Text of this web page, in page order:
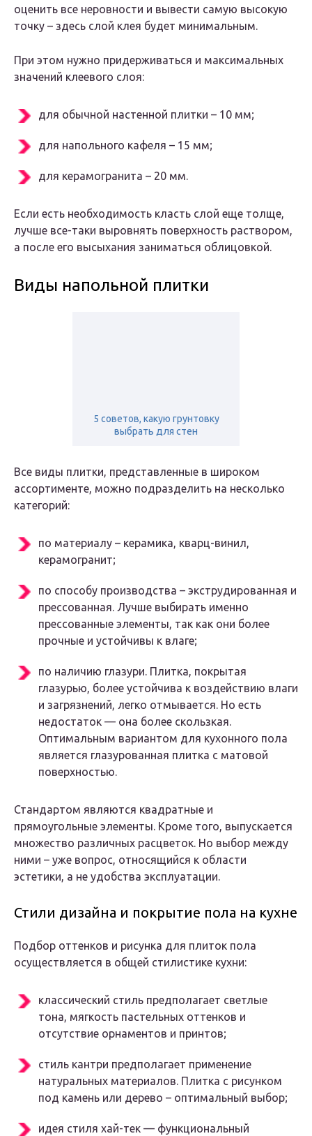
оценить все неровности и вывести самую высокую
точку – здесь слой клея будет минимальным.
При этом нужно придерживаться и максимальных
значений клеевого слоя:
для обычной настенной плитки – 10 мм;
для напольного кафеля – 15 мм;
для керамогранита – 20 мм.
Если есть необходимость класть слой еще толще,
лучше все-таки выровнять поверхность раствором,
а после его высыхания заниматься облицовкой.
Виды напольной плитки
5 советов, какую грунтовку
выбрать для стен
Все виды плитки, представленные в широком
ассортименте, можно подразделить на несколько
категорий:
по материалу – керамика, кварц-винил,
керамогранит;
по способу производства – экструдированная и
прессованная. Лучше выбирать именно
прессованные элементы, так как они более
прочные и устойчивы к влаге;
по наличию глазури. Плитка, покрытая
глазурью, более устойчива к воздействию влаги
и загрязнений, легко отмывается. Но есть
недостаток — она более скользкая.
Оптимальным вариантом для кухонного пола
является глазурованная плитка с матовой
поверхностью.
Стандартом являются квадратные и
прямоугольные элементы. Кроме того, выпускается
множество различных расцветок. Но выбор между
ними – уже вопрос, относящийся к области
эстетики, а не удобства эксплуатации.
Стили дизайна и покрытие пола на кухне
Подбор оттенков и рисунка для плиток пола
осуществляется в общей стилистике кухни:
классический стиль предполагает светлые
тона, мягкость пастельных оттенков и
отсутствие орнаментов и принтов;
стиль кантри предполагает применение
натуральных материалов. Плитка с рисунком
под камень или дерево – оптимальный выбор;
идея стиля хай-тек — функциональный